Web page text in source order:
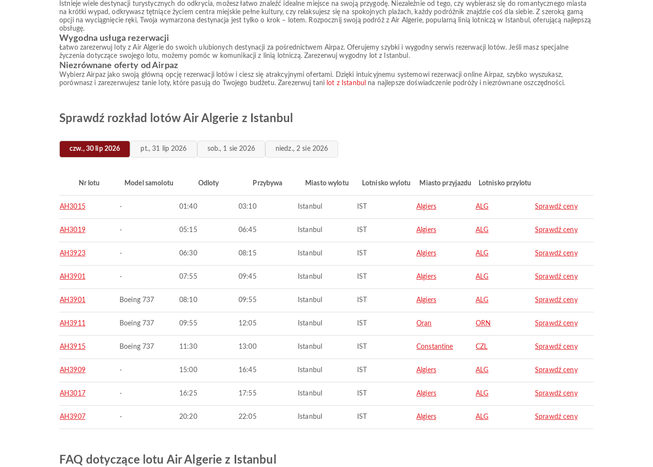
Istnieje wiele destynacji turystycznych do odkrycia, możesz łatwo znaleźć idealne miejsce na swoją przygodę. Niezależnie od tego, czy wybierasz się do romantycznego miasta
na krótki wypad, odkrywasz tętniące życiem centra miejskie pełne kultury, czy relaksujesz się na spokojnych plażach, każdy podróżnik znajdzie coś dla siebie. Z szeroką gamą
opcji na wyciągnięcie ręki, Twoja wymarzona destynacja jest tylko o krok – lotem. Rozpocznij swoją podróż z Air Algerie, popularną linią lotniczą w Istanbul, oferującą najlepszą
obsługę.
Wygodna usługa rezerwacji
Łatwo zarezerwuj loty z Air Algerie do swoich ulubionych destynacji za pośrednictwem Airpaz. Oferujemy szybki i wygodny serwis rezerwacji lotów. Jeśli masz specjalne
życzenia dotyczące swojego lotu, możemy pomóc w komunikacji z linią lotniczą. Zarezerwuj wygodny lot z Istanbul.
Niezrównane oferty od Airpaz
Wybierz Airpaz jako swoją główną opcję rezerwacji lotów i ciesz się atrakcyjnymi ofertami. Dzięki intuicyjnemu systemowi rezerwacji online Airpaz, szybko wyszukasz,
porównasz i zarezerwujesz tanie loty, które pasują do Twojego budżetu. Zarezerwuj tani lot z Istanbul na najlepsze doświadczenie podróży i niezrównane oszczędności.
Sprawdź rozkład lotów Air Algerie z Istanbul
czw., 30 lip 2026 pt., 31 lip 2026 sob., 1 sie 2026 niedz., 2 sie 2026
Nr lotu Model samolotu Odloty Przybywa Miasto wylotu Lotnisko wylotu Miasto przyjazdu Lotnisko przylotu
AH3015 - 01:40 03:10 Istanbul IST Algiers ALG Sprawdź ceny
AH3019 - 05:15 06:45 Istanbul IST Algiers ALG Sprawdź ceny
AH3923 - 06:30 08:15 Istanbul IST Algiers ALG Sprawdź ceny
AH3901 - 07:55 09:45 Istanbul IST Algiers ALG Sprawdź ceny
AH3901 Boeing 737 08:10 09:55 Istanbul IST Algiers ALG Sprawdź ceny
AH3911 Boeing 737 09:55 12:05 Istanbul IST Oran ORN Sprawdź ceny
AH3915 Boeing 737 11:30 13:00 Istanbul IST Constantine CZL Sprawdź ceny
AH3909 - 15:00 16:45 Istanbul IST Algiers ALG Sprawdź ceny
AH3017 - 16:25 17:55 Istanbul IST Algiers ALG Sprawdź ceny
AH3907 - 20:20 22:05 Istanbul IST Algiers ALG Sprawdź ceny
FAQ dotyczące lotu Air Algerie z Istanbul